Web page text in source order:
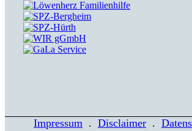
Impressum . Disclaimer .